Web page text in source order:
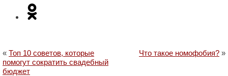
« Топ 10 советов, которые
помогут сократить свадебный
бюджет
Что такое номофобия? »